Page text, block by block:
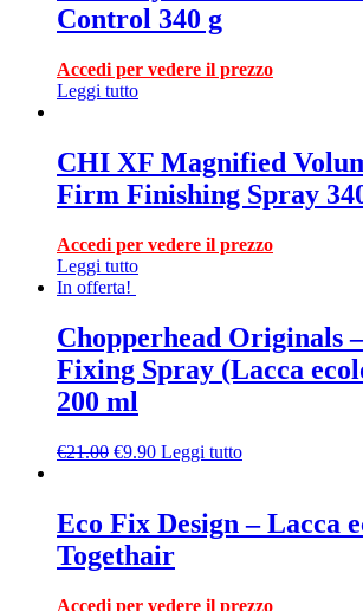
Control 340 g
Accedi per vedere il prezzo
Leggi tutto
CHI XF Magnified
Firm Finishing Spray
Accedi per vedere il prezzo
Leggi tutto
In offerta!
Chopperhead Originals
Fixing Spray (Lacca
200 ml
€21.00 €9.90 Leggi tutto
Eco Fix Design – Lacca
Togethair
Accedi per vedere il prezzo